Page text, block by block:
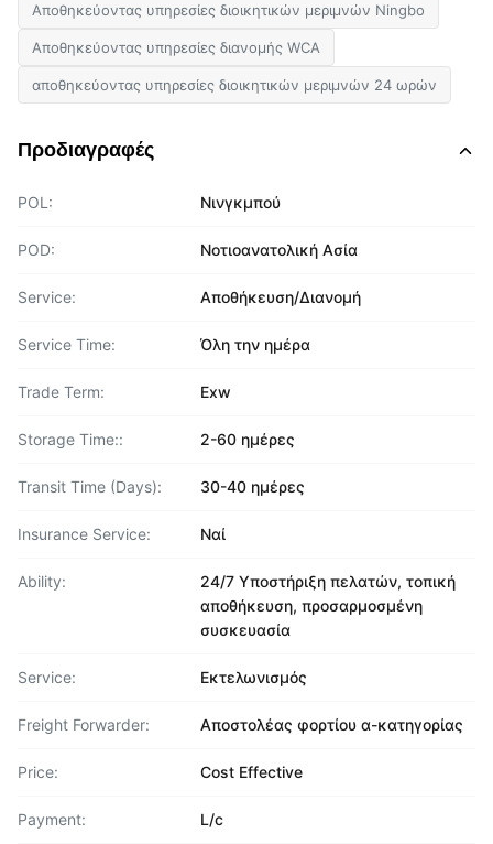
Αποθηκεύοντας υπηρεσίες διοικητικών μεριμνών Ningbo
Αποθηκεύοντας υπηρεσίες διανομής WCA
αποθηκεύοντας υπηρεσίες διοικητικών μεριμνών 24 ωρών
Προδιαγραφές
POL: Νινγκμπού
POD: Νοτιοανατολική Ασία
Service: Αποθήκευση/Διανομή
Service Time: Όλη την ημέρα
Trade Term: Exw
Storage Time:: 2-60 ημέρες
Transit Time (Days): 30-40 ημέρες
Insurance Service: Ναί
Ability:
24/7 Υποστήριξη πελατών, τοπική
αποθήκευση, προσαρμοσμένη
συσκευασία
Service: Εκτελωνισμός
Freight Forwarder: Αποστολέας φορτίου α-κατηγορίας
Price: Cost Effective
Payment: L/c